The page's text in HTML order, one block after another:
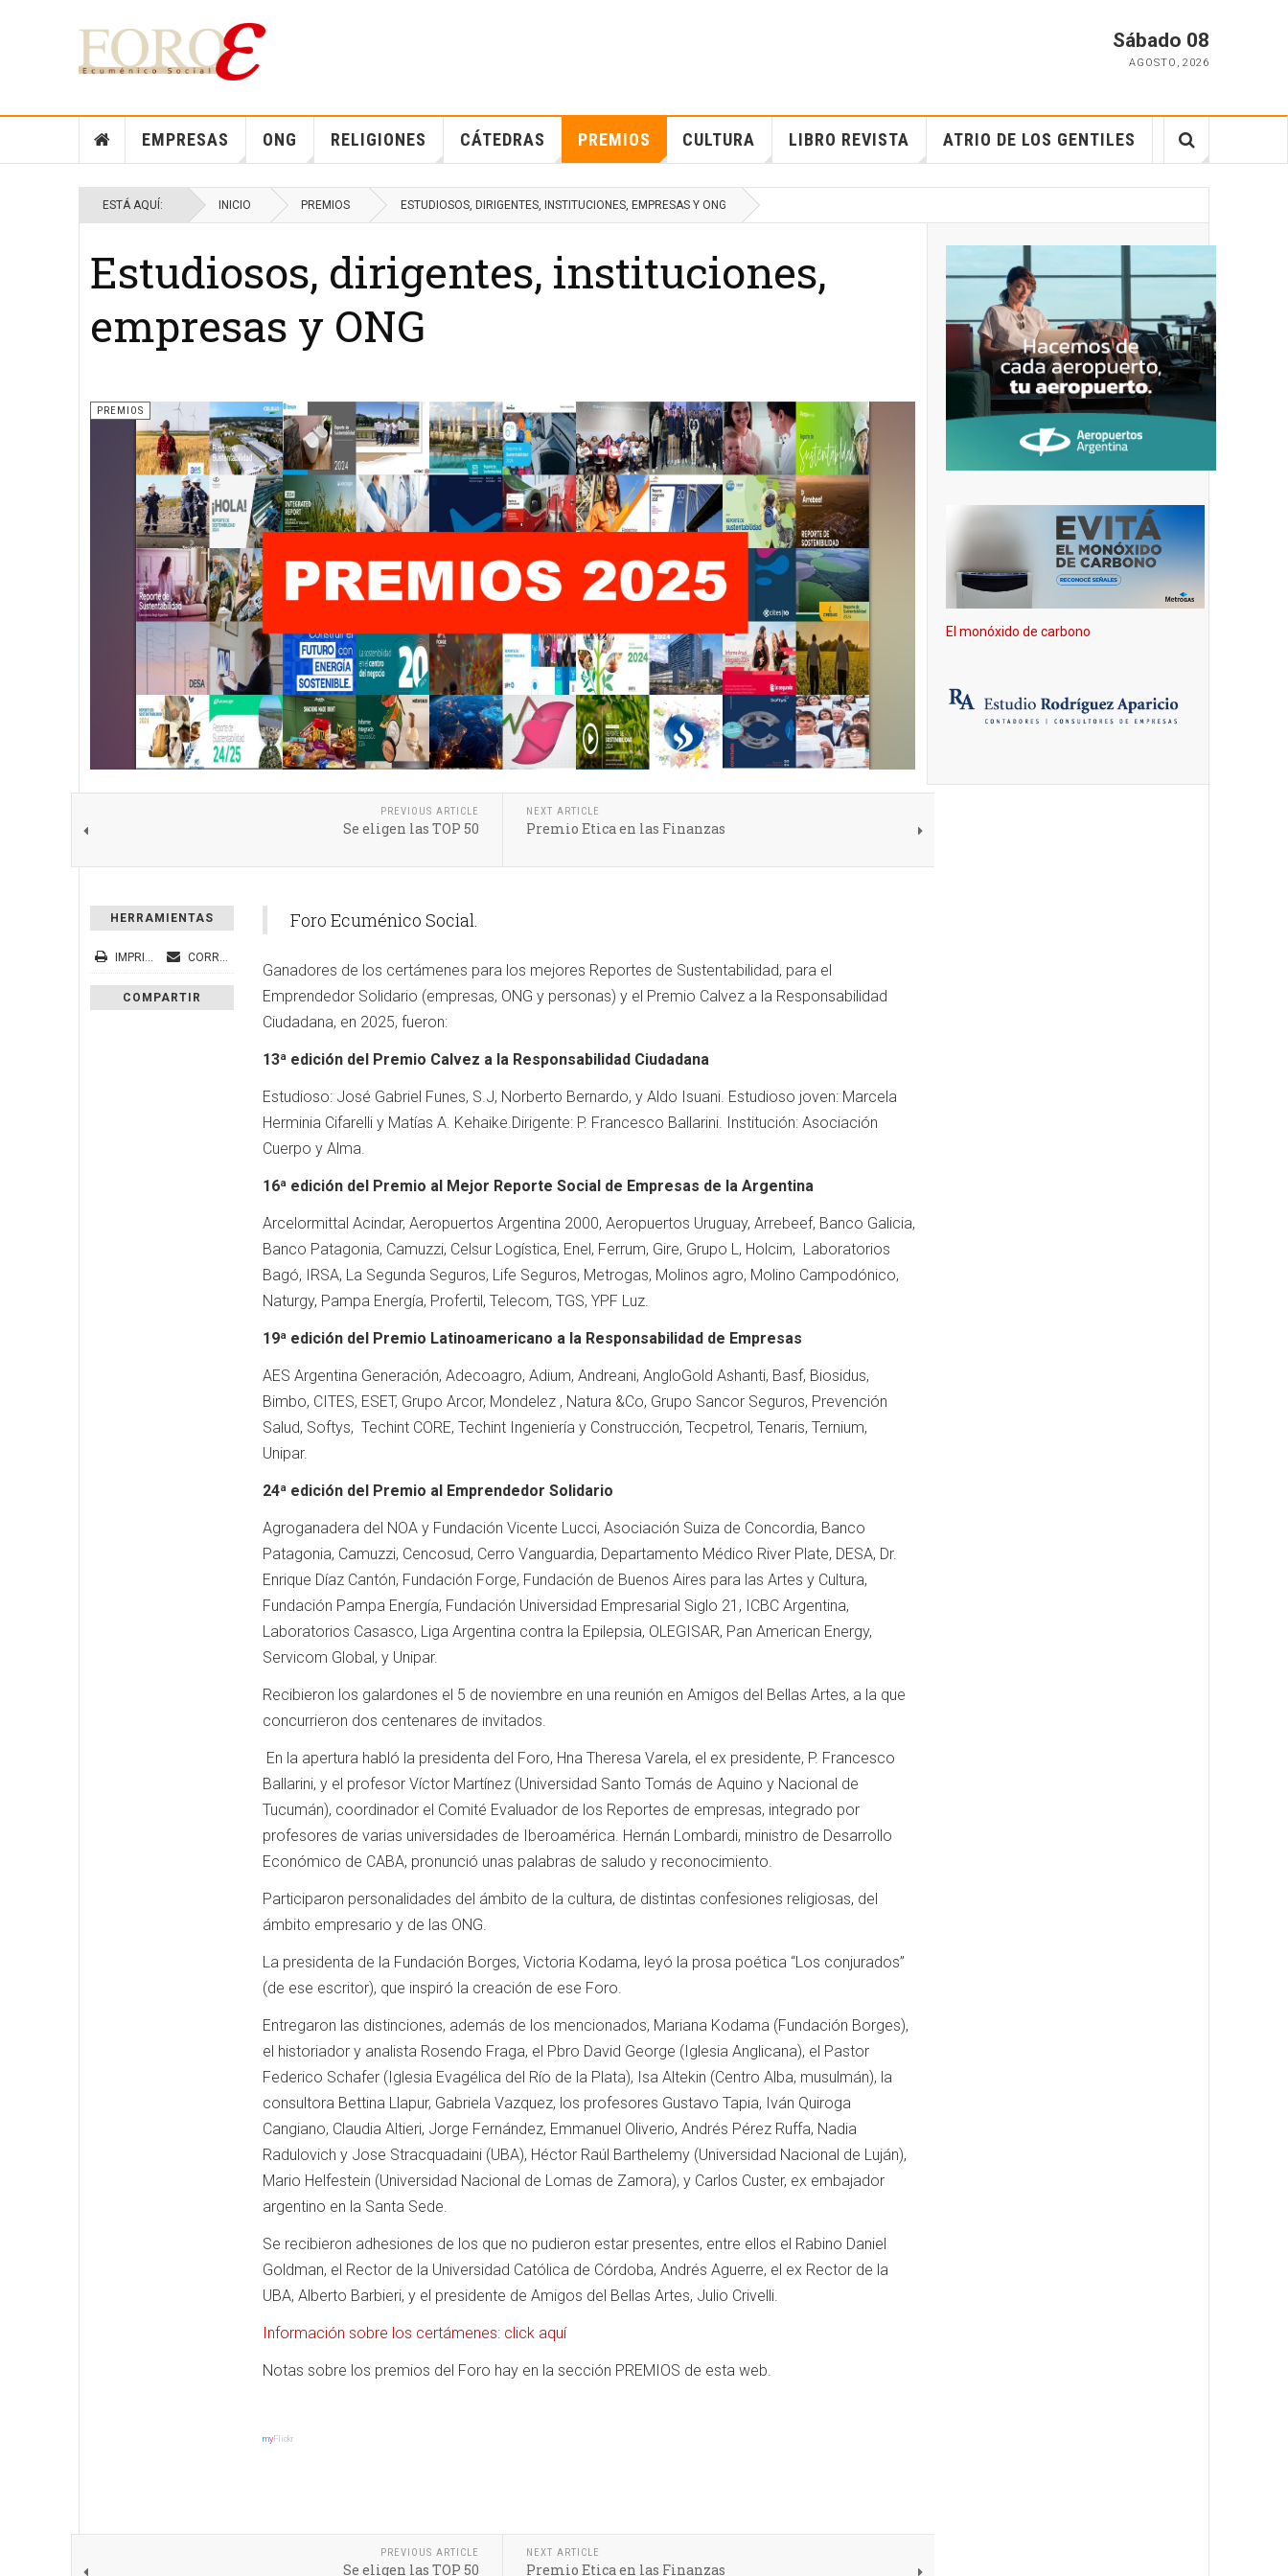
Sábado 08
AGOSTO , 2026
EMPRESAS ONG RELIGIONES CÁTEDRAS PREMIOS CULTURA LIBRO REVISTA ATRIO DE LOS GENTILES
ESTÁ AQUÍ: INICIO PREMIOS ESTUDIOSOS, DIRIGENTES, INSTITUCIONES, EMPRESAS Y ONG
Estudiosos, dirigentes, instituciones,
empresas y ONG
PREMIOS
PREVIOUS ARTICLE
Se eligen las TOP 50
NEXT ARTICLE
Premio Etica en las Finanzas
HERRAMIENTAS
IMPRIMIR CORREO ELECTRÓNICO
COMPARTIR
Foro Ecuménico Social.
Ganadores de los certámenes para los mejores Reportes de Sustentabilidad, para el
Emprendedor Solidario (empresas, ONG y personas) y el Premio Calvez a la Responsabilidad
Ciudadana, en 2025, fueron:
13ª edición del Premio Calvez a la Responsabilidad Ciudadana
Estudioso: José Gabriel Funes, S.J, Norberto Bernardo, y Aldo Isuani. Estudioso joven: Marcela
Herminia Cifarelli y Matías A. Kehaike.Dirigente: P. Francesco Ballarini. Institución: Asociación
Cuerpo y Alma.
16ª edición del Premio al Mejor Reporte Social de Empresas de la Argentina
Arcelormittal Acindar, Aeropuertos Argentina 2000, Aeropuertos Uruguay, Arrebeef, Banco Galicia,
Banco Patagonia, Camuzzi, Celsur Logística, Enel, Ferrum, Gire, Grupo L, Holcim, Laboratorios
Bagó, IRSA, La Segunda Seguros, Life Seguros, Metrogas, Molinos agro, Molino Campodónico,
Naturgy, Pampa Energía, Profertil, Telecom, TGS, YPF Luz.
19ª edición del Premio Latinoamericano a la Responsabilidad de Empresas
AES Argentina Generación, Adecoagro, Adium, Andreani, AngloGold Ashanti, Basf, Biosidus,
Bimbo, CITES, ESET, Grupo Arcor, Mondelez , Natura &Co, Grupo Sancor Seguros, Prevención
Salud, Softys, Techint CORE, Techint Ingeniería y Construcción, Tecpetrol, Tenaris, Ternium,
Unipar.
24ª edición del Premio al Emprendedor Solidario
Agroganadera del NOA y Fundación Vicente Lucci, Asociación Suiza de Concordia, Banco
Patagonia, Camuzzi, Cencosud, Cerro Vanguardia, Departamento Médico River Plate, DESA, Dr.
Enrique Díaz Cantón, Fundación Forge, Fundación de Buenos Aires para las Artes y Cultura,
Fundación Pampa Energía, Fundación Universidad Empresarial Siglo 21, ICBC Argentina,
Laboratorios Casasco, Liga Argentina contra la Epilepsia, OLEGISAR, Pan American Energy,
Servicom Global, y Unipar.
Recibieron los galardones el 5 de noviembre en una reunión en Amigos del Bellas Artes, a la que
concurrieron dos centenares de invitados.
En la apertura habló la presidenta del Foro, Hna Theresa Varela, el ex presidente, P. Francesco
Ballarini, y el profesor Víctor Martínez (Universidad Santo Tomás de Aquino y Nacional de
Tucumán), coordinador el Comité Evaluador de los Reportes de empresas, integrado por
profesores de varias universidades de Iberoamérica. Hernán Lombardi, ministro de Desarrollo
Económico de CABA, pronunció unas palabras de saludo y reconocimiento.
Participaron personalidades del ámbito de la cultura, de distintas confesiones religiosas, del
ámbito empresario y de las ONG.
La presidenta de la Fundación Borges, Victoria Kodama, leyó la prosa poética “Los conjurados”
(de ese escritor), que inspiró la creación de ese Foro.
Entregaron las distinciones, además de los mencionados, Mariana Kodama (Fundación Borges),
el historiador y analista Rosendo Fraga, el Pbro David George (Iglesia Anglicana), el Pastor
Federico Schafer (Iglesia Evagélica del Río de la Plata), Isa Altekin (Centro Alba, musulmán), la
consultora Bettina Llapur, Gabriela Vazquez, los profesores Gustavo Tapia, Iván Quiroga
Cangiano, Claudia Altieri, Jorge Fernández, Emmanuel Oliverio, Andrés Pérez Ruffa, Nadia
Radulovich y Jose Stracquadaini (UBA), Héctor Raúl Barthelemy (Universidad Nacional de Luján),
Mario Helfestein (Universidad Nacional de Lomas de Zamora), y Carlos Custer, ex embajador
argentino en la Santa Sede.
Se recibieron adhesiones de los que no pudieron estar presentes, entre ellos el Rabino Daniel
Goldman, el Rector de la Universidad Católica de Córdoba, Andrés Aguerre, el ex Rector de la
UBA, Alberto Barbieri, y el presidente de Amigos del Bellas Artes, Julio Crivelli.
Información sobre los certámenes: click aquí
Notas sobre los premios del Foro hay en la sección PREMIOS de esta web.
my Flickr
PREVIOUS ARTICLE
Se eligen las TOP 50
NEXT ARTICLE
Premio Etica en las Finanzas
El monóxido de carbono